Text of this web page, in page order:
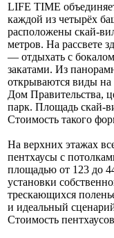
LIFE TIME
каждой из четырёх
расположены скай-
метров. На рассвете
— отдыхать с
закатами. Из
открываются виды
Дом Правительства,
парк. Площадь скай-
Стоимость такого
На верхних этажах
пентхаусы с
площадью от 123 до
установки
трескающихся
и идеальный
Стоимость